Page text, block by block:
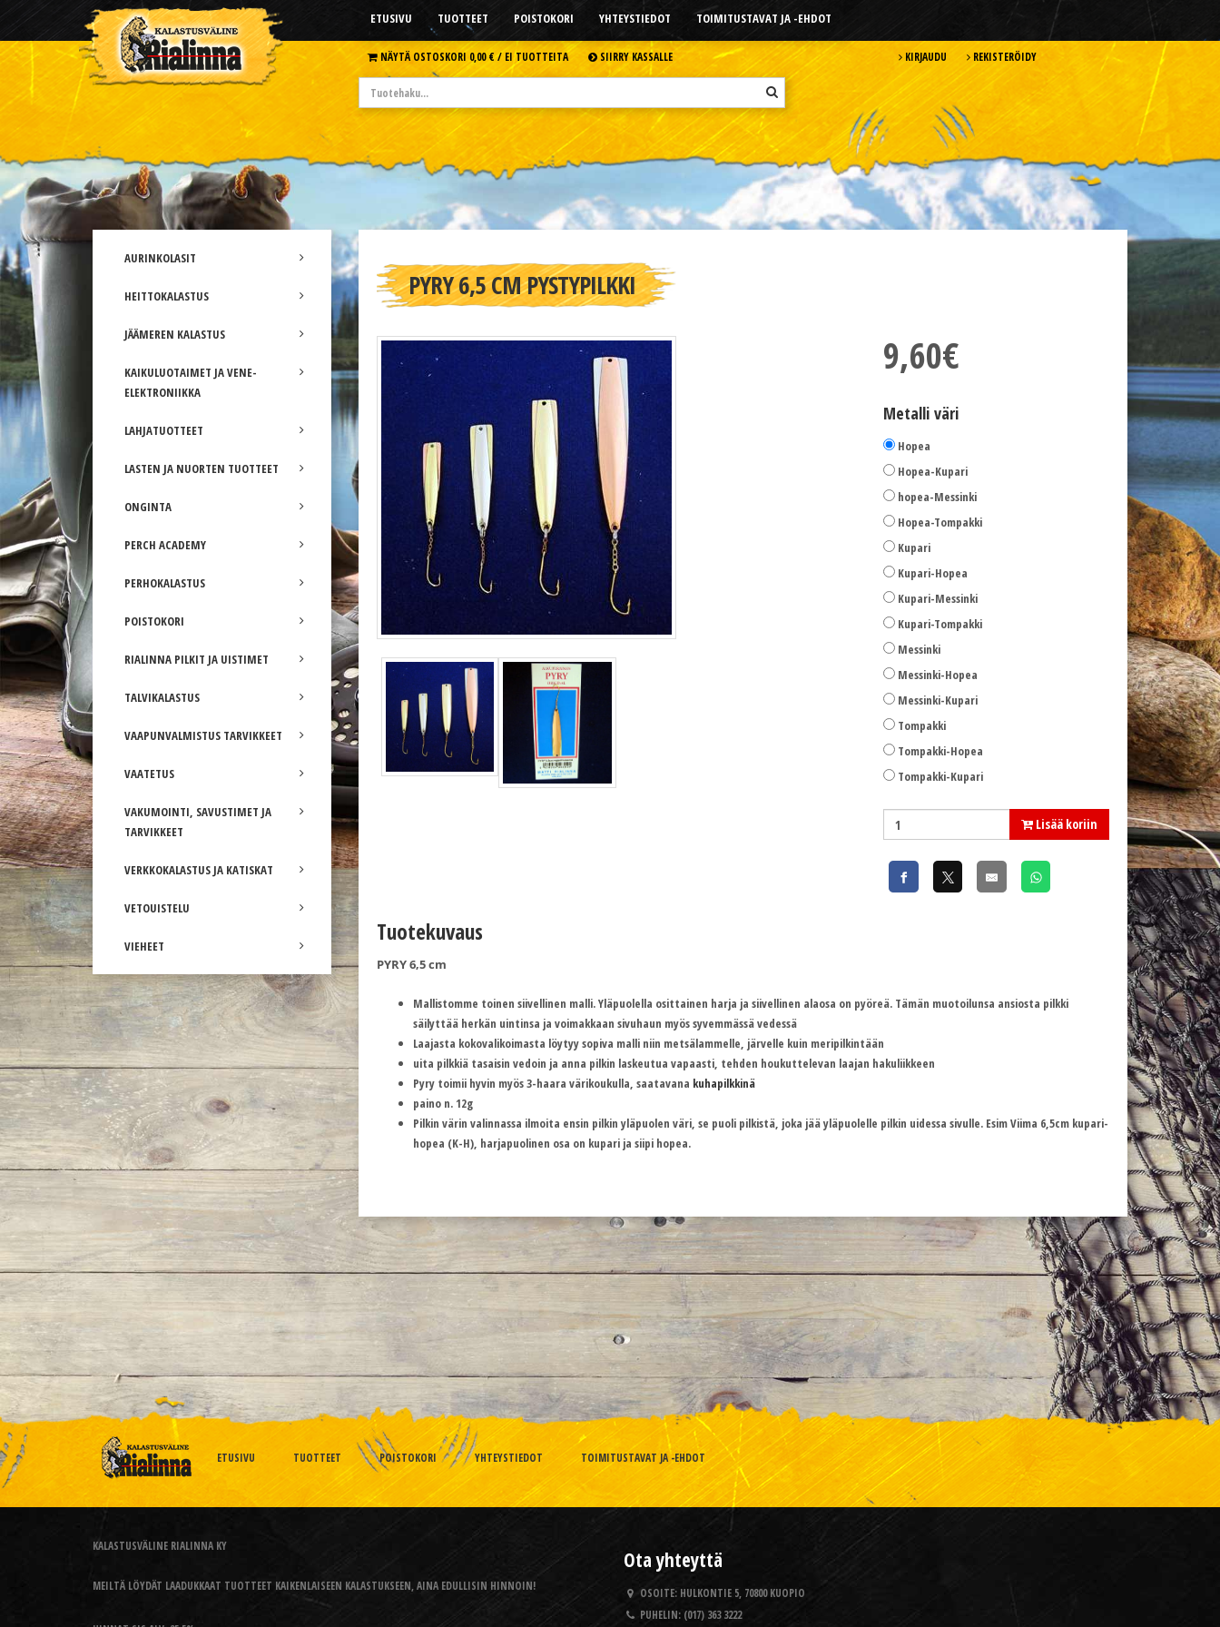
ETUSIVU TUOTTEET POISTOKORI YHTEYSTIEDOT TOIMITUSTAVAT JA -EHDOT
NÄYTÄ OSTOSKORI 0,00 € /EI TUOTTEITA SIIRRY KASSALLE KIRJAUDU REKISTERÖIDY
AURINKOLASIT
HEITTOKALASTUS
JÄÄMEREN KALASTUS
KAIKULUOTAIMET JA VENE-
ELEKTRONIIKKA
LAHJATUOTTEET
LASTEN JA NUORTEN TUOTTEET
ONGINTA
PERCH ACADEMY
PERHOKALASTUS
POISTOKORI
RIALINNA PILKIT JA UISTIMET
TALVIKALASTUS
VAAPUNVALMISTUS TARVIKKEET
VAATETUS
VAKUMOINTI, SAVUSTIMET JA
TARVIKKEET
VERKKOKALASTUS JA KATISKAT
VETOUISTELU
VIEHEET
PYRY 6,5 CM PYSTYPILKKI
9,60€
Metalli väri
Hopea
Hopea-Kupari
hopea-Messinki
Hopea-Tompakki
Kupari
Kupari-Hopea
Kupari-Messinki
Kupari-Tompakki
Messinki
Messinki-Hopea
Messinki-Kupari
Tompakki
Tompakki-Hopea
Tompakki-Kupari
Lisää koriin
Tuotekuvaus
PYRY 6,5 cm
Mallistomme toinen siivellinen malli. Yläpuolella osittainen harja ja siivellinen alaosa on pyöreä. Tämän muotoilunsa ansiosta pilkki
säilyttää herkän uintinsa ja voimakkaan sivuhaun myös syvemmässä vedessä
Laajasta kokovalikoimasta löytyy sopiva malli niin metsälammelle, järvelle kuin meripilkintään
uita pilkkiä tasaisin vedoin ja anna pilkin laskeutua vapaasti, tehden houkuttelevan laajan hakuliikkeen
Pyry toimii hyvin myös 3-haara värikoukulla, saatavana kuhapilkkinä
paino n. 12g
Pilkin värin valinnassa ilmoita ensin pilkin yläpuolen väri, se puoli pilkistä, joka jää yläpuolelle pilkin uidessa sivulle. Esim Viima 6,5cm kupari-
hopea (K-H), harjapuolinen osa on kupari ja siipi hopea.
ETUSIVU TUOTTEET POISTOKORI YHTEYSTIEDOT TOIMITUSTAVAT JA -EHDOT
KALASTUSVÄLINE RIALINNA KY
MEILTÄ LÖYDÄT LAADUKKAAT TUOTTEET KAIKENLAISEEN KALASTUKSEEN, AINA EDULLISIN HINNOIN!
Ota yhteyttä
OSOITE: HULKONTIE 5, 70800 KUOPIO
PUHELIN: (017) 363 3222